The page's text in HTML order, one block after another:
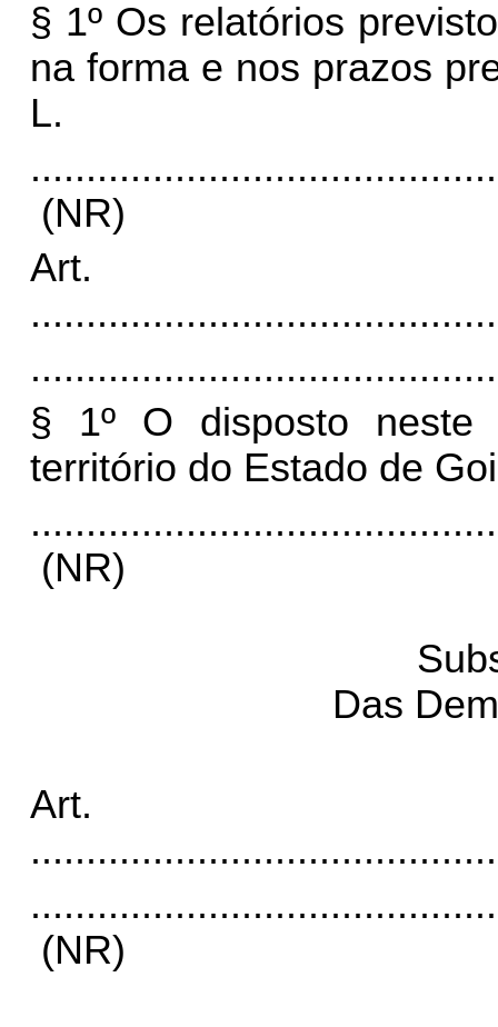
§ 1º Os relatórios
na forma e nos prazos
L.
(NR)
§ 1º O disposto neste
território do Estado de
(NR)
Das
(NR)